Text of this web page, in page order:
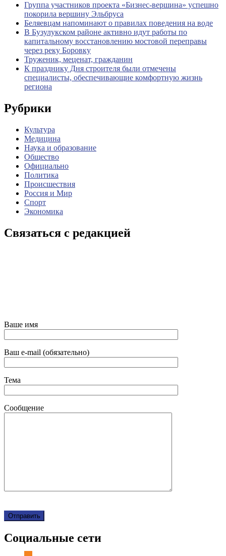
Группа участников проекта «Бизнес‑вершина» успешно
покорила вершину Эльбруса
Беляевцам напоминают о правилах поведения на воде
В Бузулукском районе активно идут работы по
капитальному восстановлению мостовой переправы
через реку Боровку
Труженик, меценат, гражданин
К празднику Дня строителя были отмечены
специалисты, обеспечивающие комфортную жизнь
региона
Рубрики
Культура
Медицина
Наука и образование
Общество
Официально
Политика
Происшествия
Россия и Мир
Спорт
Экономика
Связаться с редакцией
Ваше имя
Ваш e-mail (обязательно)
Тема
Сообщение
Социальные сети